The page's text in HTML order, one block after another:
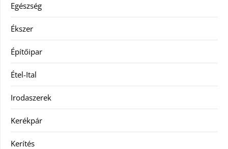
Egészség
Ékszer
Építőipar
Étel-Ital
Irodaszerek
Kerékpár
Kerítés